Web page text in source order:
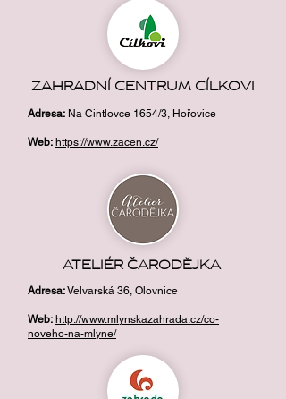
ZAHRADNÍ CENTRUM CÍLKOVI
Adresa: Na Cintlovce 1654/3, Hořovice
Web: https://www.zacen.cz/
ATELIÉR ČARODĚJKA
Adresa:Velvarská 36, Olovnice
Web: http://www.mlynskazahrada.cz/co-
noveho-na-mlyne/